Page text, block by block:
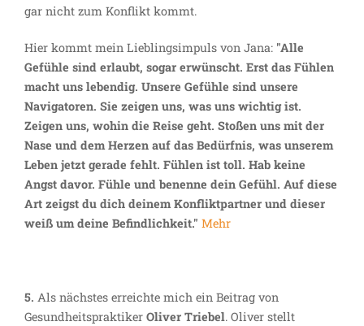
gar nicht zum Konflikt kommt.
Hier kommt mein Lieblingsimpuls von Jana: "Alle
Gefühle sind erlaubt, sogar erwünscht. Erst das Fühlen
macht uns lebendig. Unsere Gefühle sind unsere
Navigatoren. Sie zeigen uns, was uns wichtig ist.
Zeigen uns, wohin die Reise geht. Stoßen uns mit der
Nase und dem Herzen auf das Bedürfnis, was unserem
Leben jetzt gerade fehlt. Fühlen ist toll. Hab keine
Angst davor. Fühle und benenne dein Gefühl. Auf diese
Art zeigst du dich deinem Konfliktpartner und dieser
weiß um deine Befindlichkeit." Mehr
5. Als nächstes erreichte mich ein Beitrag von
Gesundheitspraktiker Oliver Triebel. Oliver stellt